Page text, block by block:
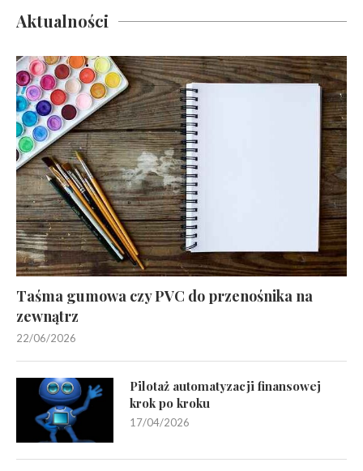
Aktualności
Taśma gumowa czy PVC do przenośnika na
zewnątrz
22/06/2026
Pilotaż automatyzacji finansowej
krok po kroku
17/04/2026